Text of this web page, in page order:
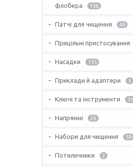
флобера
136
Патчі для чищення 49
Прицільні пристосування
Насадки 155
Приклади й адаптери 5
Ключі та інструменти 31
Напрямні 26
Набори для чищення 59
Потиличники 2